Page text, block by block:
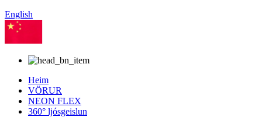
English
Heim
VÖRUR
NEON FLEX
360° ljósgeislun